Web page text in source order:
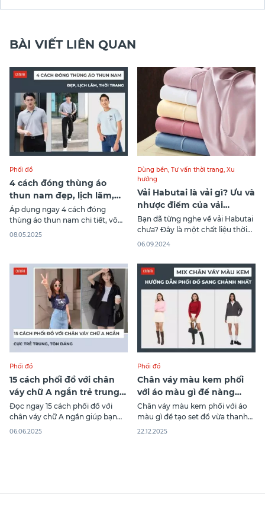
BÀI VIẾT LIÊN QUAN
Phối đồ
4 cách đóng thùng áo
thun nam đẹp, lịch lãm,
thời trang
Áp dụng ngay 4 cách đóng
thùng áo thun nam chi tiết, vô
cùng sành điệu trong bài viết
"ghi điểm" trong mọi ánh nhìn và
phù hợp mọi hoàn cảnh!
08.05.2025
Dùng bền, Tư vấn thời trang, Xu
hướng
Vải Habutai là vải gì? Ưu và
nhược điểm của vải
Habutai
Bạn đã từng nghe về vải Habutai
chưa? Đây là một chất liệu thời
trang nổi bật với vẻ đẹp tinh tế
cùng Canifa khám phá vải
Habutai là vải gì, cùng tìm hiểu
những ưu và nhược điểm của
chất liệu độc
06.09.2024
Phối đồ
15 cách phối đồ với chân
váy chữ A ngắn trẻ trung,
tôn dáng
Đọc ngay 15 cách phối đồ với
chân váy chữ A ngắn giúp bạn
tôn dáng, trẻ trung nâng tầm
06.06.2025
Phối đồ
Chân váy màu kem phối
với áo màu gì để nàng
trông có gu hơn?
Chân váy màu kem phối với áo
màu gì để tạo set đồ vừa thanh
lịch vừa nữ tính? Với các item từ
22.12.2025